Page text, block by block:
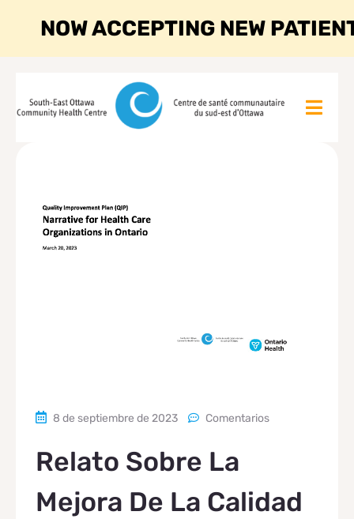
8 de septiembre de 2023 Comentarios
Relato Sobre La
Mejora De La Calidad
NOW ACCEPTING NEW